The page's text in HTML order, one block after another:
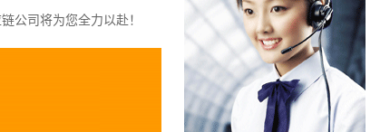
公司将为您全力以赴！